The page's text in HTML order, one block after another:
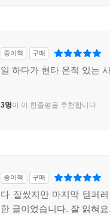
종이책 구매
일 하다가 현타 온적 있는
3명이 이 한줄평을 추천합니다.
종이책 구매
다 잘썼지만 마지막 템페
한 글이었습니다. 잘 읽혀요.